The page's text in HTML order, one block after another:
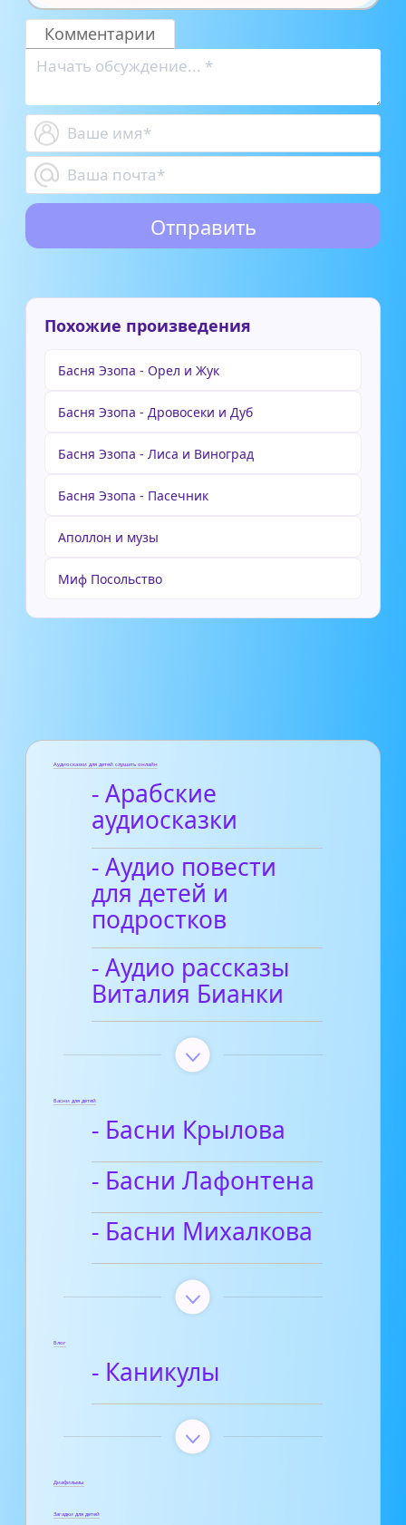
Комментарии
Похожие произведения
Басня Эзопа - Орел и Жук
Басня Эзопа - Дровосеки и Дуб
Басня Эзопа - Лиса и Виноград
Басня Эзопа - Пасечник
Аполлон и музы
Миф Посольство
Аудиосказки для детей слушать онлайн
- Арабские
аудиосказки
- Аудио повести
для детей и
подростков
- Аудио рассказы
Виталия Бианки
Басни для детей
- Басни Крылова
- Басни Лафонтена
- Басни Михалкова
Блог
- Каникулы
Диафильмы
Загадки для детей